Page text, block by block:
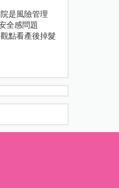
是風險管理
全感問題
點看產後掉髮